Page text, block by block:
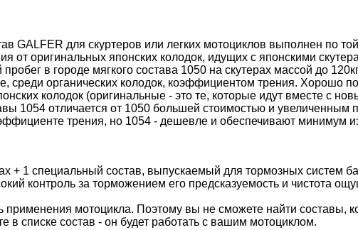
GALFER для скуртеров или легких мотоциклов выполнен по
от оригинальных японских колодок, идущих с японскими
в городе мягкого состава 1050 на скутерах массой до
органических колодок, коэффициентом трения. Хорошо
колодок (оригинальные - это те, которые идут вместе с
1054 отличается от 1050 большей стоимостью и
трения, но 1054 - дешевле и обеспечивают минимум
+ 1 специальный состав, выпускаемый для тормозных систем
контроль за торможением его предсказуемость и чистота
мотоцикла. Поэтому вы не сможете найти составы,
списке состав - он будет работать с вашим мотоциклом.